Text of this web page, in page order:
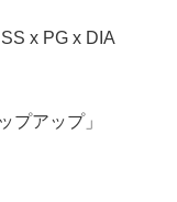
x PG x DIA
プアップ」